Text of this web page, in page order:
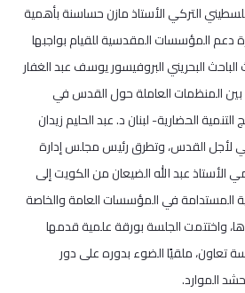
التركي الأستاذ مازن حساسنة بأهمية
دعم المؤسسات المقدسية للقيام بواجبها
البحريني البروفيسور يوسف عبد الغفار
بين المنظمات العاملة حول القدس في
الحضارية- لبنان د. عبد الحليم زيدان
لأجل القدس، وتطرق رئيس مجلس إدارة
الأستاذ عبد الله الضيعان من الكويت إلى
المستدامة في المؤسسات العامة والخاصة
واختتمت الجلسة بورقة علمية قدمها
تعاون، ملقيًا الضوء بدوره على دور
الموارد.